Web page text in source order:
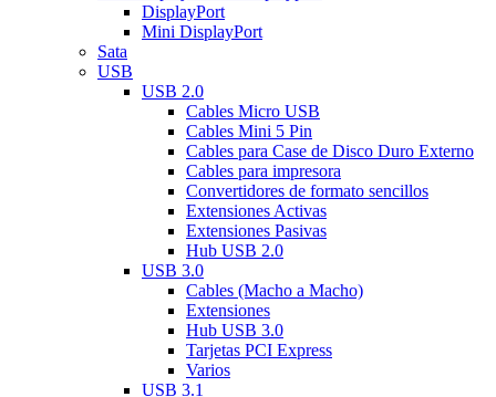
DisplayPort
Mini DisplayPort
Sata
USB
USB 2.0
Cables Micro USB
Cables Mini 5 Pin
Cables para Case de Disco Duro Externo
Cables para impresora
Convertidores de formato sencillos
Extensiones Activas
Extensiones Pasivas
Hub USB 2.0
USB 3.0
Cables (Macho a Macho)
Extensiones
Hub USB 3.0
Tarjetas PCI Express
Varios
USB 3.1